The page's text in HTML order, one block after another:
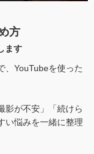
方
ます
、YouTubeを使った
影が不安」「続けら
い悩みを一緒に整理